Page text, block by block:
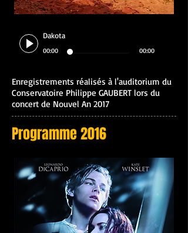
Dakota
00:00 00:00
Enregistrements réalisés à l'auditorium du
Conservatoire Philippe GAUBERT lors du
concert de Nouvel An 2017
Programme 2016